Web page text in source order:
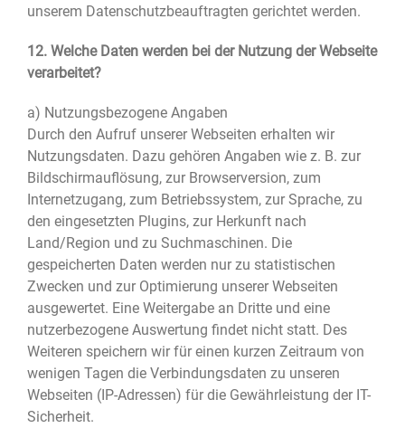
unserem Datenschutzbeauftragten gerichtet werden.
12. Welche Daten werden bei der Nutzung der Webseite
verarbeitet?
a) Nutzungsbezogene Angaben
Durch den Aufruf unserer Webseiten erhalten wir
Nutzungsdaten. Dazu gehören Angaben wie z. B. zur
Bildschirmauflösung, zur Browserversion, zum
Internetzugang, zum Betriebssystem, zur Sprache, zu
den eingesetzten Plugins, zur Herkunft nach
Land/Region und zu Suchmaschinen. Die
gespeicherten Daten werden nur zu statistischen
Zwecken und zur Optimierung unserer Webseiten
ausgewertet. Eine Weitergabe an Dritte und eine
nutzerbezogene Auswertung findet nicht statt. Des
Weiteren speichern wir für einen kurzen Zeitraum von
wenigen Tagen die Verbindungsdaten zu unseren
Webseiten (IP-Adressen) für die Gewährleistung der IT-
Sicherheit.